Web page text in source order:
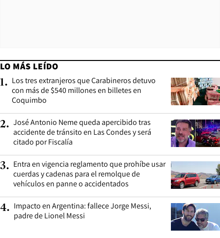
LO MÁS LEÍDO
1. Los tres extranjeros que Carabineros detuvo
con más de $540 millones en billetes en
Coquimbo
2. José Antonio Neme queda apercibido tras
accidente de tránsito en Las Condes y será
citado por Fiscalía
3. Entra en vigencia reglamento que prohíbe usar
cuerdas y cadenas para el remolque de
vehículos en panne o accidentados
4. Impacto en Argentina: fallece Jorge Messi,
padre de Lionel Messi